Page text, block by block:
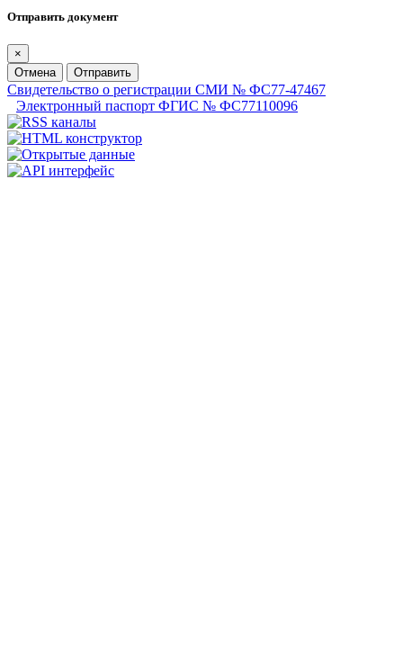
Отправить документ
×
Отмена
Отправить
Свидетельство о регистрации СМИ № ФС77-47467
Электронный паспорт ФГИС № ФС77110096